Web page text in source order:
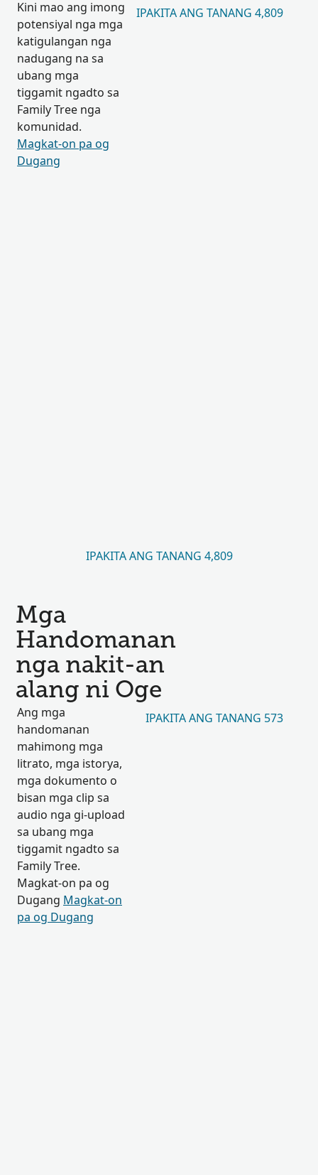
Kini mao ang imong
potensiyal nga mga
katigulangan nga
nadugang na sa
ubang mga
tiggamit ngadto sa
Family Tree nga
komunidad.
Magkat-on pa og
Dugang
IPAKITA ANG TANANG 4,809
IPAKITA ANG TANANG 4,809
Mga
Handomanan
nga nakit-an
alang ni Oge
Ang mga
handomanan
mahimong mga
litrato, mga istorya,
mga dokumento o
bisan mga clip sa
audio nga gi-upload
sa ubang mga
tiggamit ngadto sa
Family Tree.
Magkat-on pa og
Dugang Magkat-on
pa og Dugang
IPAKITA ANG TANANG 573